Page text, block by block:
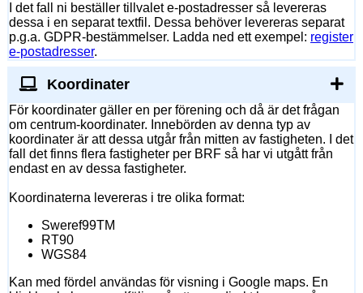
I det fall ni beställer tillvalet e-postadresser så levereras
dessa i en separat textfil. Dessa behöver levereras separat
p.g.a. GDPR-bestämmelser. Ladda ned ett exempel: register
e-postadresser.
Koordinater
För koordinater gäller en per förening och då är det frågan
om centrum-koordinater. Innebörden av denna typ av
koordinater är att dessa utgår från mitten av fastigheten. I det
fall det finns flera fastigheter per BRF så har vi utgått från
endast en av dessa fastigheter.
Koordinaterna levereras i tre olika format:
Sweref99TM
RT90
WGS84
Kan med fördel användas för visning i Google maps. En